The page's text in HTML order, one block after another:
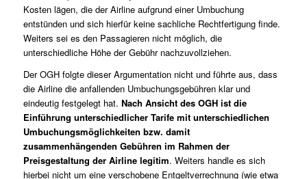
Kosten lägen, die der Airline aufgrund einer Umbuchung
entstünden und sich hierfür keine sachliche Rechtfertigung finde.
Weiters sei es den Passagieren nicht möglich, die
unterschiedliche Höhe der Gebühr nachzuvollziehen.
Der OGH folgte dieser Argumentation nicht und führte aus, dass
die Airline die anfallenden Umbuchungsgebühren klar und
eindeutig festgelegt hat. Nach Ansicht des OGH ist die
Einführung unterschiedlicher Tarife mit unterschiedlichen
Umbuchungsmöglichkeiten bzw. damit
zusammenhängenden Gebühren im Rahmen der
Preisgestaltung der Airline legitim. Weiters handle es sich
hierbei nicht um eine verschobene Entgeltverrechnung (wie etwa